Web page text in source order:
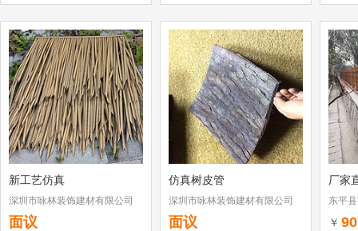
新工艺仿真
深圳市咏林装饰建材有限公司
面议
仿真树皮管
深圳市咏林装饰建材有限公司
面议
厂家
东平
￥